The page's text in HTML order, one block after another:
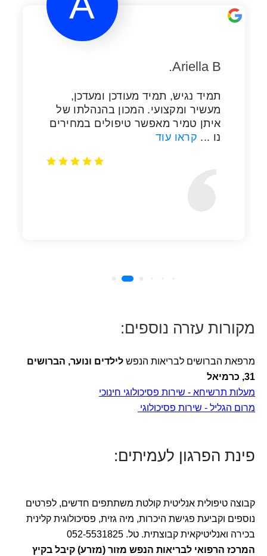
מקורות עזרה נוספים:
מרפאת הברושים לבריאות הנפש לילדים ונוער, הברושים
31, כרמיאל
מעלות תרשיחא - שירות פסיכולוגי חינוכי
מרום הגליל - שירות פסיכולוגי
פינת הפרגון לעמיתים:
קבוצה טיפולית אנליטית קולטת משתתפים חדשים, לפרטים
נוספים וקביעת פגישת היכרות, מיה גזית, פסיכולוגית קלינית
בכירה ואנליטיקאית קבוצתית. טל. 052-5531825
המרכז הרפואי לבריאות הנפש מזור (מזרע) קיבל בקיץ